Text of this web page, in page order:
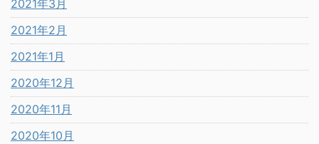
2021年3月
2021年2月
2021年1月
2020年12月
2020年11月
2020年10月